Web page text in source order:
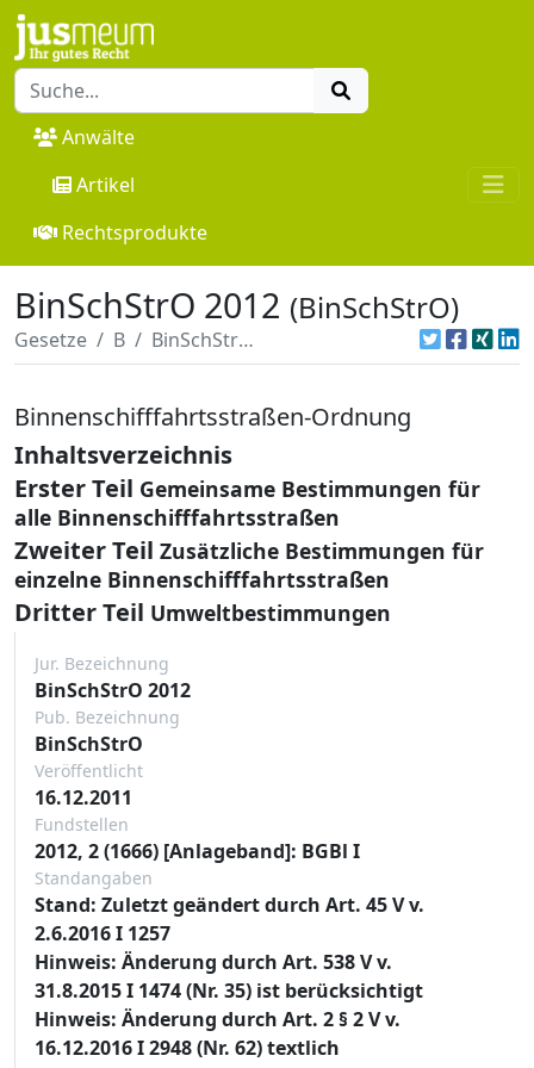
Anwälte
Artikel
Rechtsprodukte
BinSchStrO 2012 (BinSchStrO)
Gesetze B BinSchStrO 2012
Binnenschifffahrtsstraßen-Ordnung
Inhaltsverzeichnis
Erster Teil Gemeinsame Bestimmungen für
alle Binnenschifffahrtsstraßen
Zweiter Teil Zusätzliche Bestimmungen für
einzelne Binnenschifffahrtsstraßen
Dritter Teil Umweltbestimmungen
Jur. Bezeichnung
BinSchStrO 2012
Pub. Bezeichnung
BinSchStrO
Veröffentlicht
16.12.2011
Fundstellen
2012, 2 (1666) [Anlageband]: BGBl I
Standangaben
Stand: Zuletzt geändert durch Art. 45 V v.
2.6.2016 I 1257
Hinweis: Änderung durch Art. 538 V v.
31.8.2015 I 1474 (Nr. 35) ist berücksichtigt
Hinweis: Änderung durch Art. 2 § 2 V v.
16.12.2016 I 2948 (Nr. 62) textlich